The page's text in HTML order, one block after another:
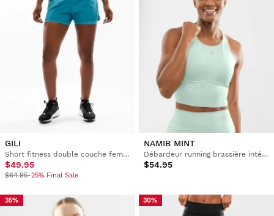
GILI
Short fitness double couche femme
$49.95
$64.95-25% Final Sale
NAMIB MINT
Débardeur running brassière intégrée femme
$54.95
35% 30%